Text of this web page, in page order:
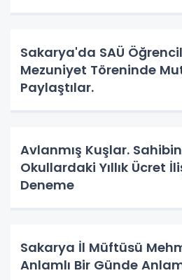
Sakarya'da SAÜ
Mezuniyet Töreninde
Paylaştılar.
Avlanmış Kuşlar.
Okullardaki Yıllık Ücret
Deneme
Sakarya İl Müftüsü
Anlamlı Bir Günde